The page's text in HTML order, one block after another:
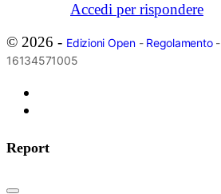
Accedi per rispondere
© 2026 - Edizioni Open- Regolamento-
16134571005
Report